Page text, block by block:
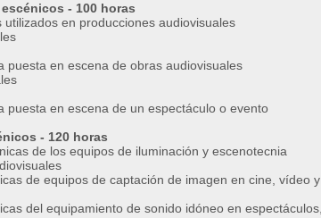
- 100 horas
en producciones audiovisuales
en escena de obras audiovisuales
en escena de un espectáculo o evento
- 120 horas
de los equipos de iluminación y escenotecnia
de equipos de captación de imagen en cine, vídeo y
del equipamiento de sonido idóneo en espectáculos,